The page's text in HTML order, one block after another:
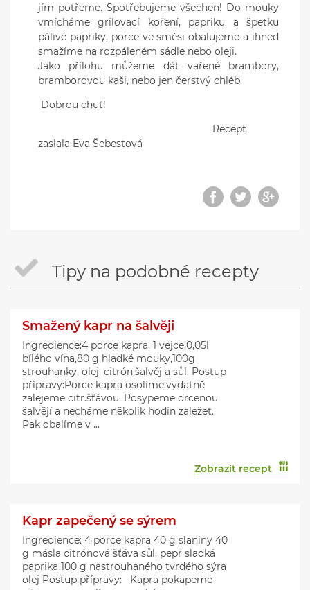
jím potřeme. Spotřebujeme všechen! Do mouky
vmícháme grilovací koření, papriku a špetku
pálivé papriky, porce ve směsi obalujeme a ihned
smažíme na rozpáleném sádle nebo oleji.
Jako přílohu můžeme dát vařené brambory,
bramborovou kaši, nebo jen čerstvý chléb.
Dobrou chuť!
Recept
zaslala Eva Šebestová
Tipy na podobné recepty
Smažený kapr na šalvěji
Ingredience:4 porce kapra, 1 vejce,0,05l
bílého vína,80 g hladké mouky,100g
strouhanky, olej, citrón,šalvěj a sůl. Postup
přípravy:Porce kapra osolíme,vydatně
zalejeme citr.šťávou. Posypeme drcenou
šalvějí a necháme několik hodin zaležet.
Pak obalíme v ...
Zobrazit recept
Kapr zapečený se sýrem
Ingredience: 4 porce kapra 40 g slaniny 40
g másla citrónová šťáva sůl, pepř sladká
paprika 100 g nastrouhaného tvrdého sýra
olej Postup přípravy: Kapra pokapeme